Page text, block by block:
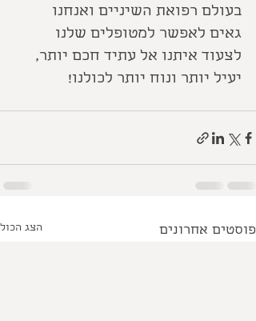
בעולם רפואת השיניים ואנחנו
גאים לאפשר למטופלים שלנו
לצעוד איתנו אל עתיד חכם יותר,
יעיל יותר ונוח יותר לכולנו!
פוסטים אחרונים הצג הכול